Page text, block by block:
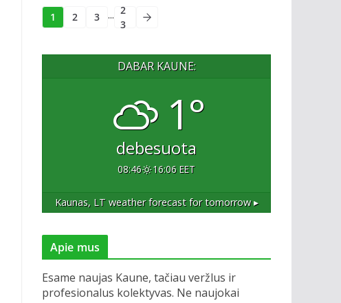
1 2 3 ... 2
3
DABAR KAUNE:
1°
debesuota
08:46 16:06 EET
Kaunas, LTweather forecast for tomorrow ▸
Apie mus
Esame naujas Kaune, tačiau veržlus ir
profesionalus kolektyvas. Ne naujokai